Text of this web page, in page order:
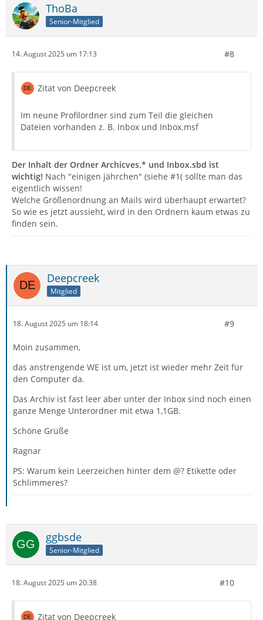
ThoBa
Senior-Mitglied
14. August 2025 um 17:13 #8
Zitat von Deepcreek
Im neune Profilordner sind zum Teil die gleichen
Dateien vorhanden z. B. Inbox und Inbox.msf
Der Inhalt der Ordner Archicves.* und Inbox.sbd ist
wichtig! Nach "einigen jährchen" (siehe #1( sollte man das
eigentlich wissen!
Welche Größenordnung an Mails wird überhaupt erwartet?
So wie es jetzt aussieht, wird in den Ordnern kaum etwas zu
finden sein.
Deepcreek
Mitglied
18. August 2025 um 18:14 #9
Moin zusammen,
das anstrengende WE ist um, jetzt ist wieder mehr Zeit für
den Computer da.
Das Archiv ist fast leer aber unter der Inbox sind noch einen
ganze Menge Unterordner mit etwa 1,1GB.
Schöne Grüße
Ragnar
PS: Warum kein Leerzeichen hinter dem @? Etikette oder
Schlimmeres?
ggbsde
Senior-Mitglied
18. August 2025 um 20:38 #10
Zitat von Deepcreek